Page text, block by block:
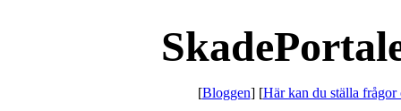
[Bloggen] [Här kan du ställa frågor